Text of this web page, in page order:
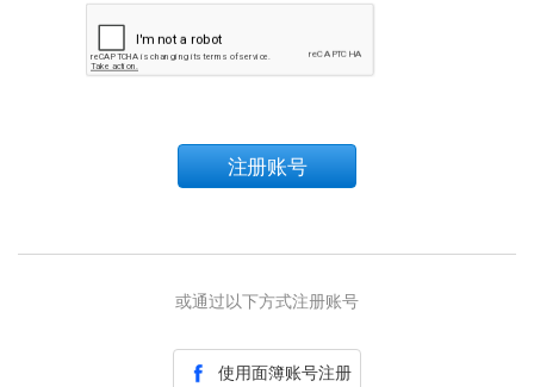
注册账号
或通过以下方式注册账号
使用面簿账号注册